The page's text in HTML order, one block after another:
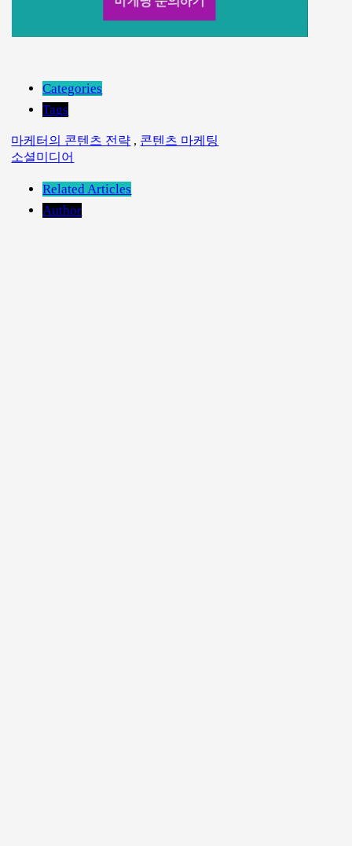
Categories
Tags
마케터의 콘텐츠 전략 , 콘텐츠 마케팅
소셜미디어
Related Articles
Author